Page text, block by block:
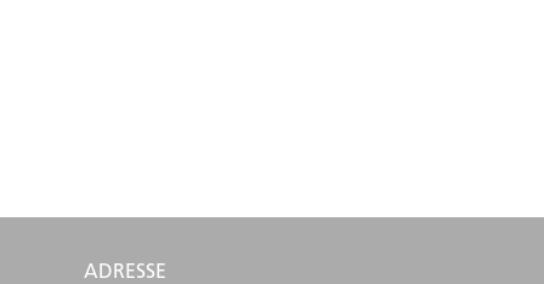
ADRESSE